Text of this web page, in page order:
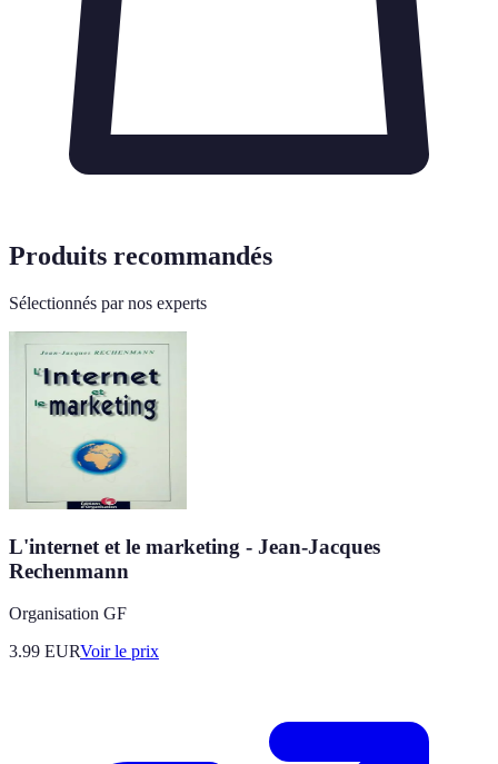
Produits recommandés
Sélectionnés par nos experts
L'internet et le marketing - Jean-Jacques
Rechenmann
Organisation GF
3.99 EURVoir le prix